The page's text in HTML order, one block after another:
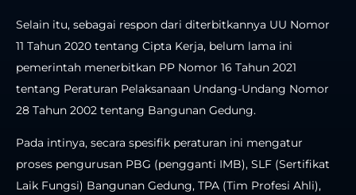
Selain itu, sebagai respon dari diterbitkannya UU Nomor
11 Tahun 2020 tentang Cipta Kerja, belum lama ini
pemerintah menerbitkan PP Nomor 16 Tahun 2021
tentang Peraturan Pelaksanaan Undang-Undang Nomor
28 Tahun 2002 tentang Bangunan Gedung.
Pada intinya, secara spesifik peraturan ini mengatur
proses pengurusan PBG (pengganti IMB), SLF (Sertifikat
Laik Fungsi) Bangunan Gedung, TPA (Tim Profesi Ahli),